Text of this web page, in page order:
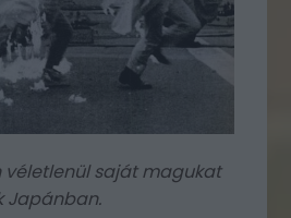
véletlenül saját magukat
Japánban.